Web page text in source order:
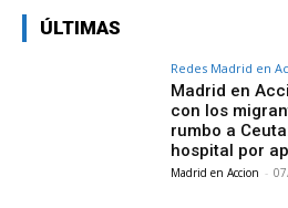
ÚLTIMAS
Redes Madrid en
Madrid en
con los
rumbo a
hospital por
Madrid en Accion -